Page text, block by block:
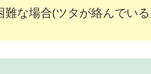
な場合(ツタが絡んでい